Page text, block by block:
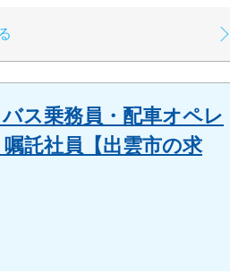
ス乗務員・配車オペレ
託社員【出雲市の求